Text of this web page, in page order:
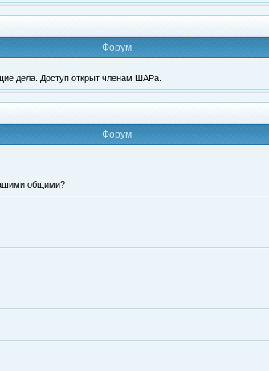
Форум
дела. Доступ открыт членам ШАРа.
Форум
общими?